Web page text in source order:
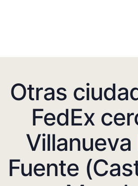
Otras
FedEx
Villanueva
Fuente